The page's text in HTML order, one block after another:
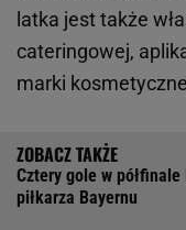
latka jest także
cateringowej,
marki
Cztery gole w
piłkarza Bayernu